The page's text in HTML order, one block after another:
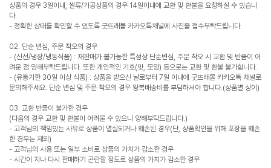
상품의 경우 3일이내, 쌀류/가공상품의 경우 14일이내에 교환 및 환불을 요청하실 수 있습니
다
- 정확한 상태를 확인할 수 있도록 굿뜨래몰 카카오톡채널에 사진을 접수부탁드립니다.
02. 단순 변심, 주문 착오의 경우
- (신선/냉장/냉동식품) : 재판매가 불가능한 특성상 단순변심, 주문 착오 시 교환 및 반품이 어
려운 점 양해부탁드립니다. 또한 개인적인 기호(맛, 모양) 등으로는 교환 및 환불 불가합니다.
- (유통기한 30일 이상 식품) : 상품을 받으신 날로부터 7일 이내에 굿뜨래몰 카카오톡 채널로
문의해주세요. 단순 변심 및 주문 착오의 경우 왕복배송비를 부담하셔야 합니다.(상품별 상이)
03. 교환 반품이 불가한 경우
(다음의 경우 교환 및 환불이 어려울 수 있으니 양해부탁드립니다.)
- 고객님의 책임있는 사유로 상품이 멸실되거나 훼손된 경우(단, 상품확인을 위해 포장을 훼손
한 경우는 제외)
- 고객님의 사용 또는 일부 소비로 상품의 가치가 감소한 경우
- 시간이 지나 다시 판매하기 곤란할 정도로 상품의 가치가 감소한 경우